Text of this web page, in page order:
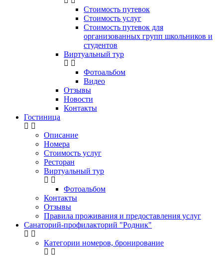
Стоимость путевок
Стоимость услуг
Стоимость путевок для
организованных групп школьников и
студентов
Виртуальный тур
Фотоальбом
Видео
Отзывы
Новости
Контакты
Гостиница
Описание
Номера
Стоимость услуг
Ресторан
Виртуальный тур
Фотоальбом
Контакты
Отзывы
Правила проживания и предоставления услуг
Санаторий-профилакторий "Родник"
Категории номеров, бронирование